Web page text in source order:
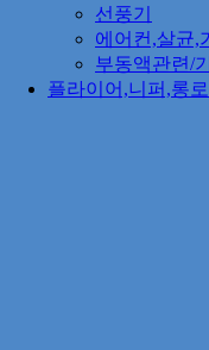
선풍기
에어컨,살균,
부동액관련/
플라이어,니퍼,롱